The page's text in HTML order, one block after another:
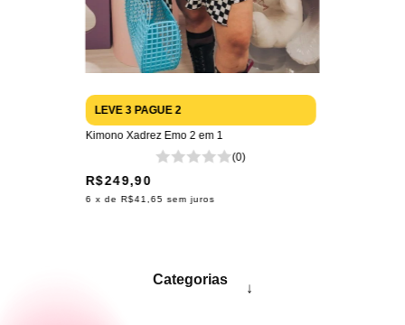
LEVE 3 PAGUE 2
Kimono Xadrez Emo 2 em 1
(0)
R$249,90
6 x de R$41,65 sem juros
Categorias
↓